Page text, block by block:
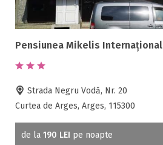
Pensiunea Mikelis Internațional
Strada Negru Vodă, Nr. 20
Curtea de Arges, Arges, 115300
de la 190 LEI pe noapte